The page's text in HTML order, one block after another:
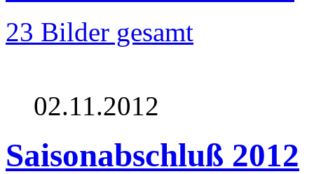
23 Bilder gesamt
02.11.2012
Saisonabschluß 2012